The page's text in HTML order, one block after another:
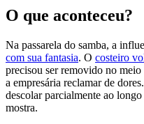
O que aconteceu?
Na passarela do samba, a
com sua fantasia. O costeiro
precisou ser removido no meio
a empresária reclamar de
descolar parcialmente ao
mostra.